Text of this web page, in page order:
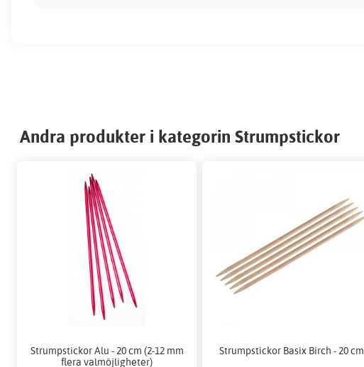
Andra produkter i kategorin Strumpstickor
Strumpstickor Alu - 20 cm (2-12 mm
flera valmöjligheter)
Strumpstickor Basix Birch - 20 cm